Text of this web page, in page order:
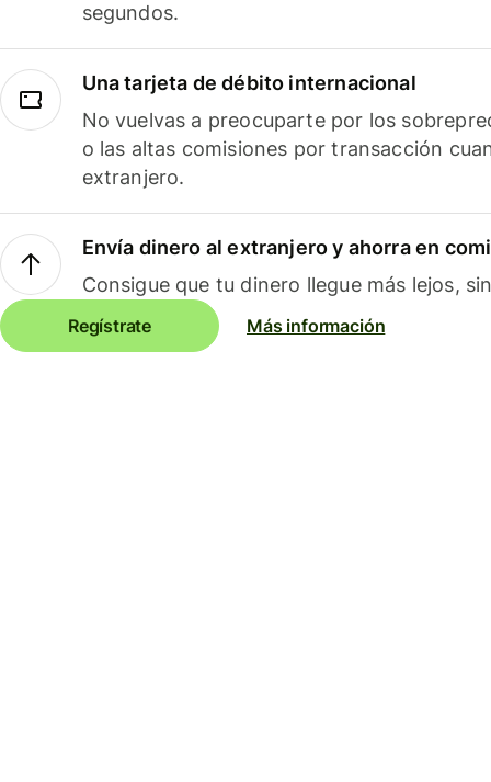
segundos.
Una tarjeta de débito internacional
No vuelvas a preocuparte por los
o las altas comisiones por transacción
extranjero.
Envía dinero al extranjero y ahorra en
Consigue que tu dinero llegue más lejos,
Regístrate Más información